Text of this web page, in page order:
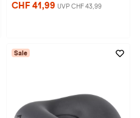
CHF 41,99 UVP CHF 43,99
Sale